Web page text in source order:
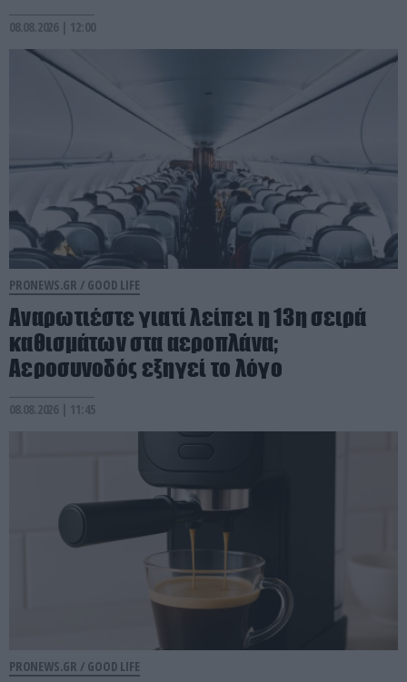
08.08.2026 | 12:00
PRONEWS.GR / GOOD LIFE
Αναρωτιέστε γιατί λείπει η 13η σειρά
καθισμάτων στα αεροπλάνα;
Αεροσυνοδός εξηγεί το λόγο
08.08.2026 | 11:45
PRONEWS.GR / GOOD LIFE